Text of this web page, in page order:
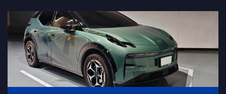
Mirage 086-956-6659 #บริการติดตั้งนอกสถานที่
#WillyMirageSoundMaster MIRAGEAUDIO สาขา1 เปิดบริการ วัน
อังคาร-วันอาทิตย์ เวลาทำการ 9:00 - 19:00 (หยุดทุกวันจันทร์)